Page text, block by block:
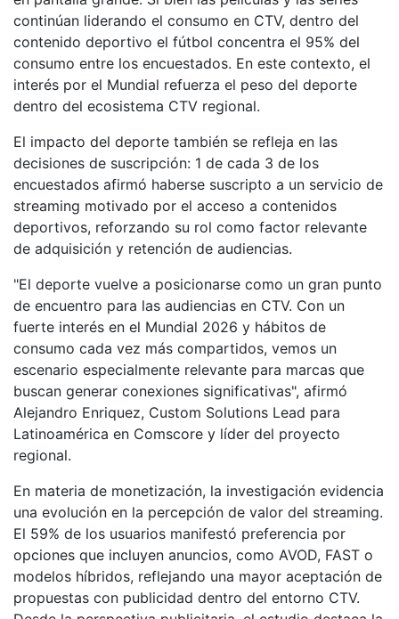
continúan liderando el consumo en CTV, dentro del
contenido deportivo el fútbol concentra el 95% del
consumo entre los encuestados. En este contexto, el
interés por el Mundial refuerza el peso del deporte
dentro del ecosistema CTV regional.
El impacto del deporte también se refleja en las
decisiones de suscripción: 1 de cada 3 de los
encuestados afirmó haberse suscripto a un servicio de
streaming motivado por el acceso a contenidos
deportivos, reforzando su rol como factor relevante
de adquisición y retención de audiencias.
"El deporte vuelve a posicionarse como un gran punto
de encuentro para las audiencias en CTV. Con un
fuerte interés en el Mundial 2026 y hábitos de
consumo cada vez más compartidos, vemos un
escenario especialmente relevante para marcas que
buscan generar conexiones significativas", afirmó
Alejandro Enriquez, Custom Solutions Lead para
Latinoamérica en Comscore y líder del proyecto
regional.
En materia de monetización, la investigación evidencia
una evolución en la percepción de valor del streaming.
El 59% de los usuarios manifestó preferencia por
opciones que incluyen anuncios, como AVOD, FAST o
modelos híbridos, reflejando una mayor aceptación de
propuestas con publicidad dentro del entorno CTV.